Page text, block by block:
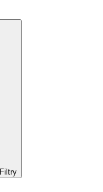
Filtry